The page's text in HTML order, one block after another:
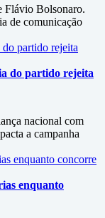
Flávio Bolsonaro.
de comunicação
do partido rejeita
nacional com
a campanha
enquanto